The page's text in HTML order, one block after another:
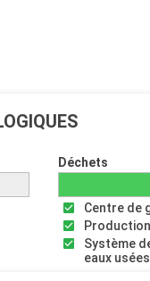
Déchets
Centre de
Système
eaux usées